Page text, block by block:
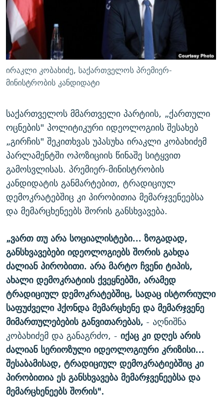
ᲛᲝᲚᲐᲞᲐᲠᲐᲙᲔ ᲢᲔᲥᲡᲢᲔᲑᲘ
ᲨᲘᲜ - ᲣᲪᲮᲝᲔᲗᲨᲘ
ᲚᲘᲢᲔᲠᲐᲢᲣᲠᲣᲚᲘ ᲬᲐᲮᲜᲐᲒᲔᲑᲘ
ᲐᲛᲔᲠᲘᲙᲣᲚᲘ ᲛᲝᲗᲮᲠᲝᲑᲐ
ᲘᲛᲞᲔᲠᲘᲐ ᲓᲐ ᲠᲐᲓᲘᲝ
ᲩᲔᲛᲘ ᲡᲘᲙᲕᲓᲘᲚᲘᲡ ᲛᲘᲖᲔᲖᲘᲐ COVID-19
11 ᲬᲔᲚᲘ - 11 ᲐᲛᲑᲐᲕᲘ
ᲡᲐᲞᲐᲠᲚᲐᲛᲔᲜᲢᲝ ᲐᲠᲩᲔᲕᲜᲔᲑᲘᲡ ᲘᲡᲢᲝᲠᲘᲐ
ᲑᲐᲕᲨᲕᲔᲑᲘ ᲞᲠᲝᲡᲢᲘᲢᲣᲪᲘᲐᲨᲘ - ᲐᲛᲝᲣᲗᲥᲛᲔᲚᲘ ᲐᲛᲑᲐᲕᲘ
5 ᲐᲛᲑᲐᲕᲘ - 20 ᲘᲕᲜᲘᲡᲡ ᲓᲐᲨᲐᲕᲔᲑᲣᲚᲔᲑᲘ
ПРИВЕТ ᲙᲣᲚᲢᲣᲠᲐ
ᲒᲐᲛᲝᲘᲬᲔᲠᲔ
რთე/რთ-ის ყველა საიტი
ირაკლი კობახიძე, საქართველოს პრემიერ-
მინისტრობის კანდიდატი
საქართველოს მმართველი პარტიის, „ქართული
ოცნების" პოლიტიკური იდეოლოგიის შესახებ
„გირჩის" შეკითხვას უპასუხა ირაკლი კობახიძემ
პარლამენტში ოპოზიციის წინაშე სიტყვით
გამოსვლისას. პრემიერ-მინისტრობის
კანდიდატის განმარტებით, ტრადიციულ
დემოკრატებშიც კი პირობითია მემარჯვენეებსა
და მემარცხენეებს შორის განსხვავება.
„ვართ თუ არა სოციალისტები... ზოგადად,
განსხვავებები იდეოლოგიებს შორის გახდა
ძალიან პირობითი. არა მარტო ჩვენი ტიპის,
ახალი დემოკრატიის ქვეყნებში, არამედ
ტრადიციულ დემოკრატებშიც, სადაც ისტორიული
საფუძველი ჰქონდა მემარცხენე და მემარჯვენე
მიმართულებების განვითარებას, - აღნიშნა
კობახიძემ და განაგრძო, - იქაც კი დღეს არის
ძალიან სერიოზული იდეოლოგიური კრიზისი...
შესაბამისად, ტრადიციულ დემოკრატიებშიც კი
პირობითია ეს განსხვავება მემარჯვენეებსა და
მემარცხენეებს შორის".